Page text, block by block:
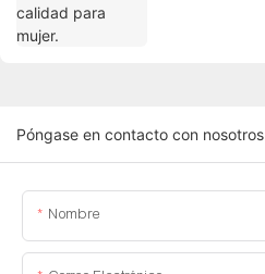
Póngase en contacto con nosotros
Nombre